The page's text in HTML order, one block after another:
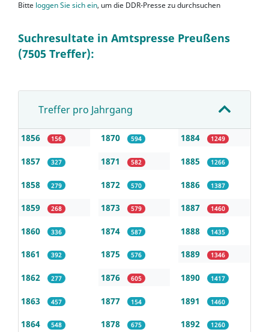
Bitte loggen Sie sich ein, um die DDR-Presse zu durchsuchen
Suchresultate in Amtspresse Preußens
(7505 Treffer):
Treffer pro Jahrgang
1856 156
1857 327
1858 279
1859 268
1860 336
1861 392
1862 277
1863 457
1864 548
1870 594
1871 582
1872 570
1873 579
1874 587
1875 576
1876 605
1877 154
1878 675
1884 1249
1885 1266
1886 1387
1887 1460
1888 1435
1889 1346
1890 1417
1891 1460
1892 1260